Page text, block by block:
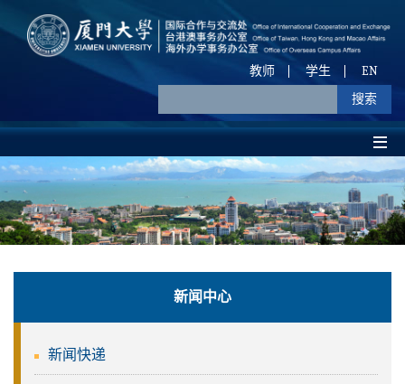
教师 学生 EN
新闻中心
新闻快递